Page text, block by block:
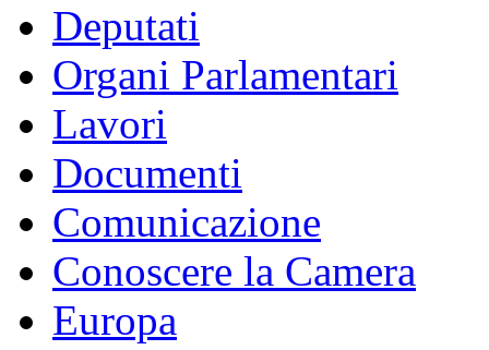
Deputati
Organi Parlamentari
Lavori
Documenti
Comunicazione
Conoscere la Camera
Europa